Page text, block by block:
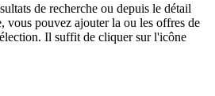
de recherche ou depuis le détail
vous pouvez ajouter la ou les offres de
Il suffit de cliquer sur l'icône